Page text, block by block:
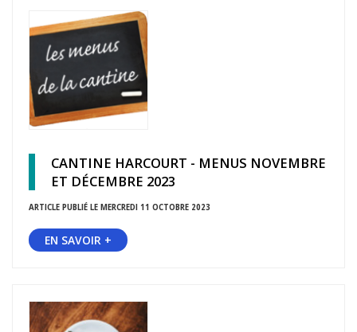
CANTINE HARCOURT - MENUS NOVEMBRE
ET DÉCEMBRE 2023
ARTICLE PUBLIÉ LE MERCREDI 11 OCTOBRE 2023
EN SAVOIR +